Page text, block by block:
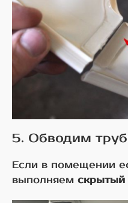
5. Обводим
Если в помещении
выполняем скрытый